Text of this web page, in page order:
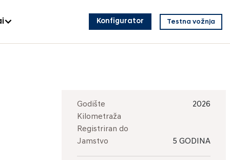
Konfigurator Testna vožnja
Godište
2026
Kilometraža
Registriran do
Jamstvo
5 GODINA